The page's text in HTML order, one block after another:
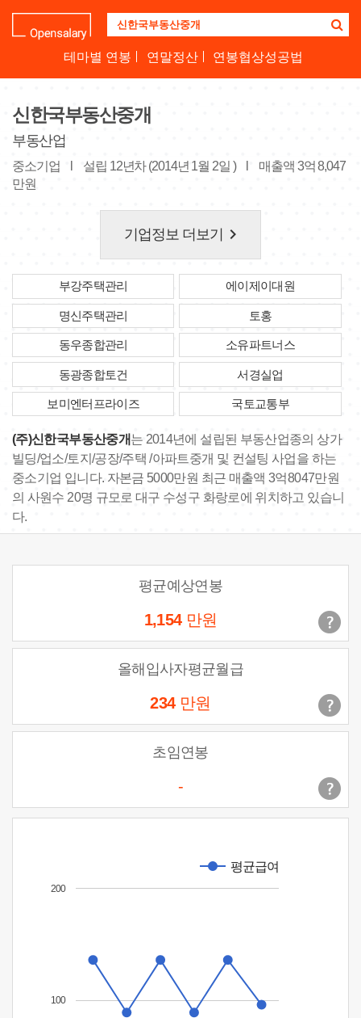
업
명
하
테마별 연봉 연말정산 연봉협상성공법
신한국부동산중개
부동산업
중소기업 설립 12년차 (2014년 1월 2일 )
매출액 3억 8,047
만원
기업정보 더보기 keyboard_arrow_right
부강주택관리 에이제이대원
명신주택관리 토홍
동우종합관리 소유파트너스
동광종합토건 서경실업
보미엔터프라이즈 국토교통부
(주)신한국부동산중개는 2014년에 설립된 부동산업종의 상가
빌딩/업소/토지/공장/주택 /아파트중개 및 컨설팅 사업을 하는
중소기업 입니다. 자본금 5000만원 최근 매출액 3억8047만원
의 사원수 20명 규모로 대구 수성구 화랑로에 위치하고 있습니
다.
평균예상연봉
1,154 만원
올해입사자평균월급
234 만원
초임연봉
-
평균급여
100
200